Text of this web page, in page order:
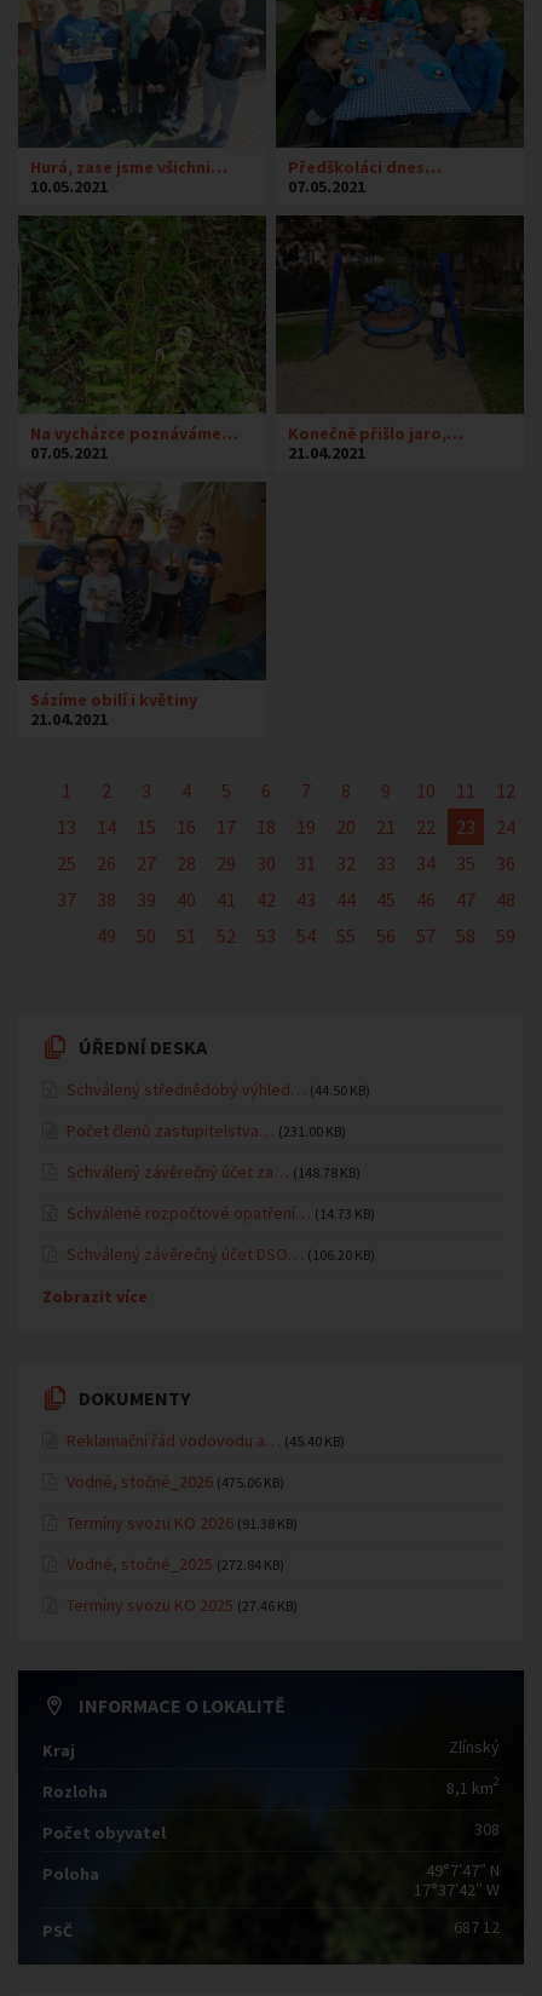
Hurá, zase jsme všichni…
10.05.2021
Předškoláci dnes…
07.05.2021
Na vycházce poznáváme…
07.05.2021
Konečně přišlo jaro,…
21.04.2021
Sázíme obilí i květiny
21.04.2021
1 2 3 4 5 6 7 8 9 10 11
12
13
14 15 16 17 18 19 20 21 22 23
24
25
26 27 28 29 30 31 32 33 34 35
36
37
38 39 40 41 42 43 44 45 46 47
48
49
50 51 52 53 54 55 56 57 58 59
ÚŘEDNÍ DESKA
Schválený střednědobý výhled… (44.50 KB)
Počet členů zastupitelstva… (231.00 KB)
Schválený závěrečný účet za… (148.78 KB)
Schválené rozpočtové opatření… (14.73 KB)
Schválený závěrečný účet DSO… (106.20 KB)
Zobrazit více
DOKUMENTY
Reklamační řád vodovodu a… (45.40 KB)
Vodné, stočné_2026 (475.06 KB)
Termíny svozu KO 2026 (91.38 KB)
Vodné, stočné_2025 (272.84 KB)
Termíny svozu KO 2025 (27.46 KB)
INFORMACE O LOKALITĚ
Kraj Zlínský
Rozloha 8,1 km2
Počet obyvatel 308
Poloha
49°7′47″ N
17°37′42″ W
PSČ
687 12